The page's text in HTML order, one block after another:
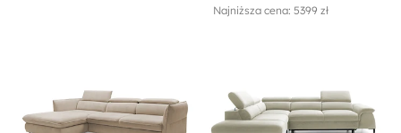
Najniższa cena: 5399 zł